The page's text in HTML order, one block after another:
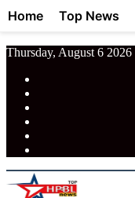
Thursday, August 6 2026
Home Top News